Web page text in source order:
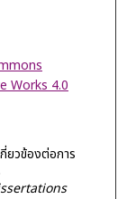
Works 4.0
ยวข้องต่อการ